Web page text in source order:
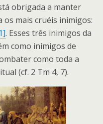
obrigada a manter
mais cruéis inimigos:
. Esses três inimigos da
como inimigos de
como toda a
(cf. 2 Tm 4, 7).